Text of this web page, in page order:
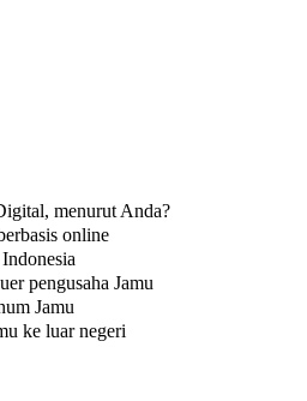
menurut Anda?
online
pengusaha Jamu
Jamu
ke luar negeri